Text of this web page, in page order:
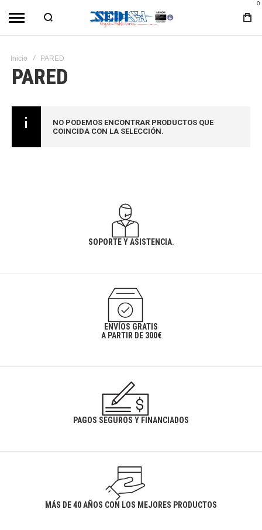
0
Inicio PARED
PARED
NO PODEMOS ENCONTRAR PRODUCTOS QUE
COINCIDA CON LA SELECCIÓN.
SOPORTE Y ASISTENCIA.
ENVÍOS GRATIS
A PARTIR DE 300€
PAGOS SEGUROS Y FINANCIADOS
MÁS DE 40 AÑOS CON LOS MEJORES PRODUCTOS